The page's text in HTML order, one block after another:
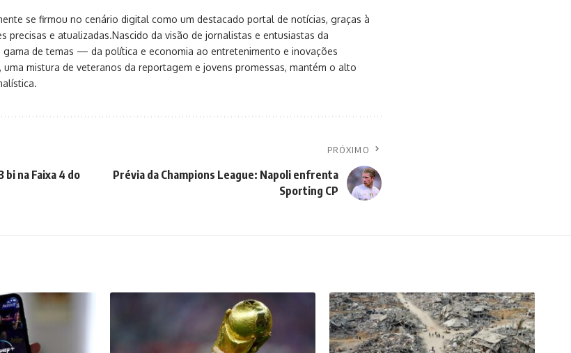
se firmou no cenário digital como um destacado portal de notícias, graças à
precisas e atualizadas.Nascido da visão de jornalistas e entusiastas da
de temas — da política e economia ao entretenimento e inovações
mistura de veteranos da reportagem e jovens promessas, mantém o alto
bi na Faixa 4 do
PRÓXIMO
Prévia da Champions League: Napoli enfrenta
Sporting CP